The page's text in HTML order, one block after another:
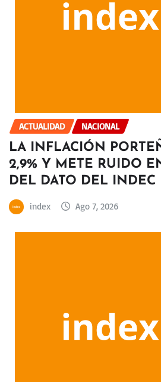
ACTUALIDAD NACIONAL
LA INFLACIÓN
2,9% Y METE RUIDO
DEL DATO DEL INDEC
index Ago 7, 2026